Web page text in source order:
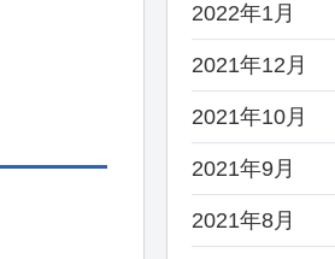
2022年1月
2021年12月
2021年10月
2021年9月
2021年8月